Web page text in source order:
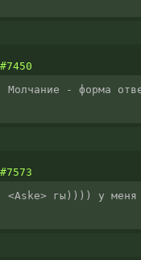
#7450
Молчание - форма
#7573
<Aske> гы)))) у меня